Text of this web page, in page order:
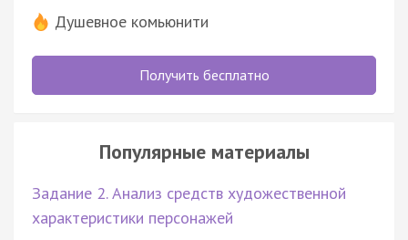
Душевное комьюнити
Получить бесплатно
Популярные материалы
Задание 2. Анализ средств художественной
характеристики персонажей